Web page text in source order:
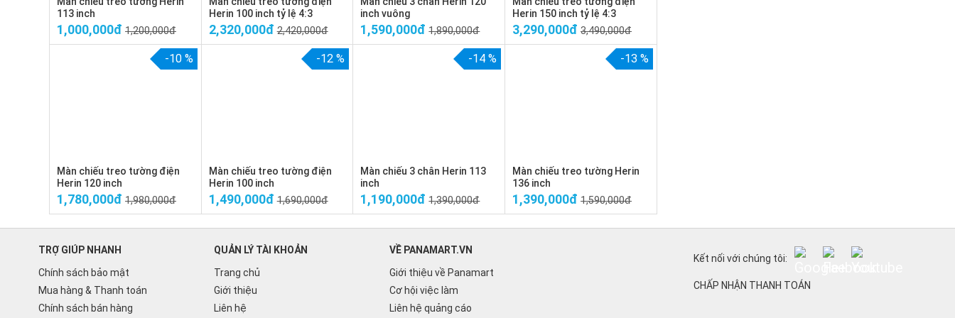
113 inch
1,000,000đ 1,200,000đ
Herin 100 inch tỷ lệ 4:3
2,320,000đ 2,420,000đ
inch vuông
1,590,000đ 1,890,000đ
Herin 150 inch tỷ lệ 4:3
3,290,000đ 3,490,000đ
-10 %
Màn chiếu treo tường điện
Herin 120 inch
1,780,000đ 1,980,000đ
-12 %
Màn chiếu treo tường điện
Herin 100 inch
1,490,000đ 1,690,000đ
-14 %
Màn chiếu 3 chân Herin 113
inch
1,190,000đ 1,390,000đ
-13 %
Màn chiếu treo tường Herin
136 inch
1,390,000đ 1,590,000đ
TRỢ GIÚP NHANH
Chính sách bảo mật
Mua hàng & Thanh toán
Chính sách bán hàng
QUẢN LÝ TÀI KHOẢN
Trang chủ
Giới thiệu
Liên hệ
VỀ PANAMART.VN
Giới thiệu về Panamart
Cơ hội việc làm
Liên hệ quảng cáo
Kết nối với chúng tôi:
CHẤP NHẬN THANH TOÁN